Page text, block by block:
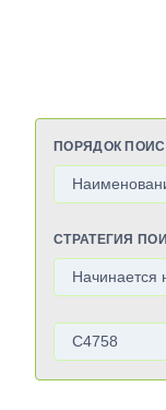
ПОРЯДОК
СТРАТЕГИЯ